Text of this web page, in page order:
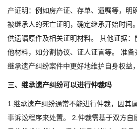
产证明：例如房产证、存单、遗嘱等，明
被继承人的死亡证明，确定继承开始时间
供遗嘱原件及相关证明材料。 其他证据
他材料，如分割协议、证人证言等。 准
继承遗产纠纷案件中更好地维护自身权益
三、继承遗产纠纷可以进行仲裁吗
1.继承遗产纠纷通常不能进行仲裁，因其
事诉讼程序来处置。 2.仲裁需基于双方自